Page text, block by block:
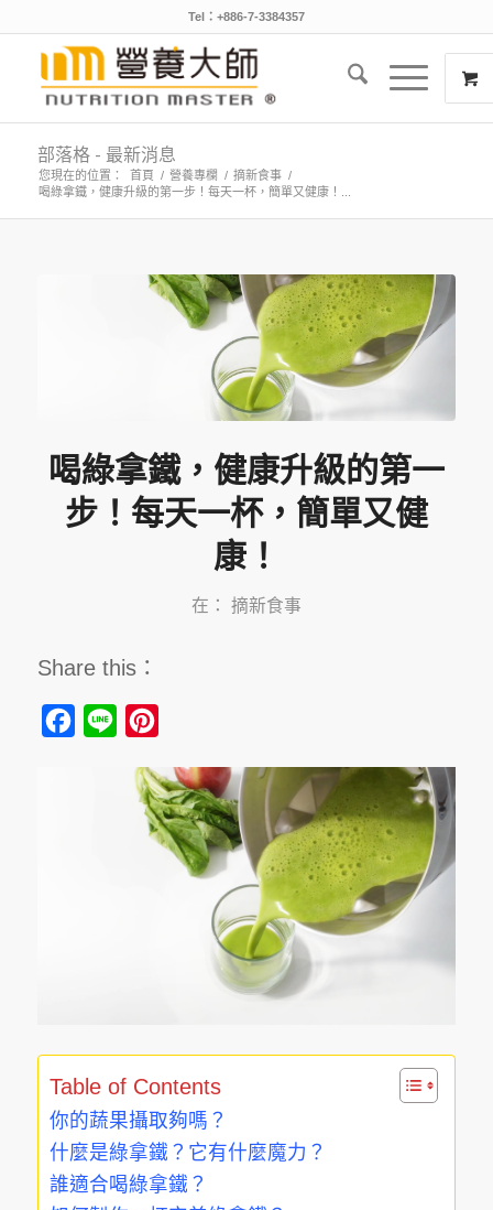
Tel：+886-7-3384357
部落格 - 最新消息
您現在的位置： 首頁 / 營養專欄 / 摘新食事 /
喝綠拿鐵，健康升級的第一步！每天一杯，簡單又健康！...
喝綠拿鐵，健康升級的第一
步！每天一杯，簡單又健
康！
在： 摘新食事
Share this：
Facebook
Line
Table of Contents
你的蔬果攝取夠嗎？
什麼是綠拿鐵？它有什麼魔力？
誰適合喝綠拿鐵？